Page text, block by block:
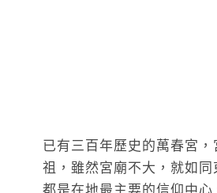
已有三百年歷史的萬春宮，
祖，雖然宮廟不大，就如同